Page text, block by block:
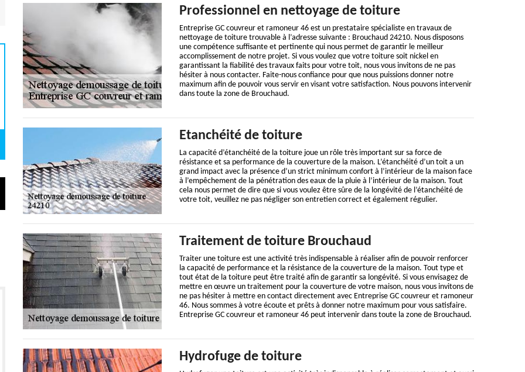
Professionnel en nettoyage de toiture
Entreprise GC couvreur et ramoneur 46 est un prestataire spécialiste en travaux de
nettoyage de toiture trouvable à l’adresse suivante : Brouchaud 24210. Nous disposons
une compétence suffisante et pertinente qui nous permet de garantir le meilleur
accomplissement de notre projet. Si vous voulez que votre toiture soit nickel en
garantissant la fiabilité des travaux faits pour votre toit, nous vous invitons de ne pas
hésiter à nous contacter. Faite-nous confiance pour que nous puissions donner notre
maximum afin de pouvoir vous servir en visant votre satisfaction. Nous pouvons intervenir
dans toute la zone de Brouchaud.
Etanchéité de toiture
La capacité d’étanchéité de la toiture joue un rôle très important sur sa force de
résistance et sa performance de la couverture de la maison. L’étanchéité d’un toit a un
grand impact avec la présence d’un strict minimum confort à l’intérieur de la maison face
à l’empêchement de la pénétration des eaux de la pluie à l’intérieur de la maison. Tout
cela nous permet de dire que si vous voulez être sûre de la longévité de l’étanchéité de
votre toit, veuillez ne pas négliger son entretien correct et également régulier.
Traitement de toiture Brouchaud
Traiter une toiture est une activité très indispensable à réaliser afin de pouvoir renforcer
la capacité de performance et la résistance de la couverture de la maison. Tout type et
tout état de la toiture peut être traité afin de garantir sa longévité. Si vous envisagez de
mettre en œuvre un traitement pour la couverture de votre maison, nous vous invitons de
ne pas hésiter à mettre en contact directement avec Entreprise GC couvreur et ramoneur
46. Nous sommes à votre écoute et prêts à donner notre maximum pour vous satisfaire.
Entreprise GC couvreur et ramoneur 46 peut intervenir dans toute la zone de Brouchaud.
Hydrofuge de toiture